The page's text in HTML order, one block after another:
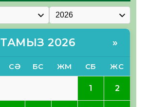
ТАМЫЗ 2026 »
СӘ БС ЖМ СБ ЖС
1 2